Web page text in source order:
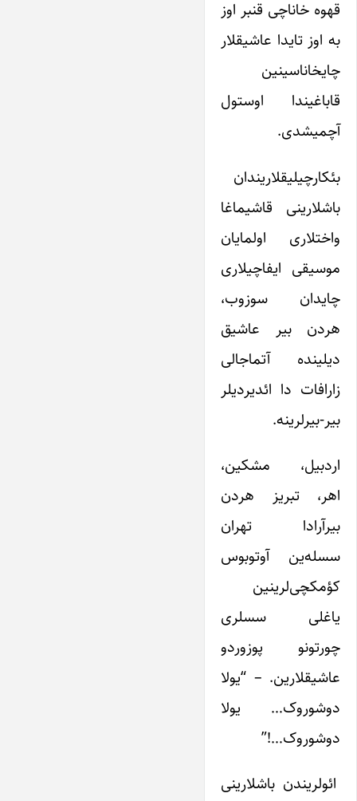
قهوه خاناچی قنبر اوز
به اوز تایدا عاشیقلار
چایخاناسینین
قاباغیندا اوستول
آچمیشدی.
بئکارچیلیقلاریندان
باشلارینی قاشیماغا
واختلاری اولمایان
موسیقی ایفاچیلاری
چایدان سوزوب،
هردن بیر عاشیق
دیلینده آتماجالی
زارافات دا ائدیردیلر
بیر-بیرلرینه.
اردبیل، مشکین،
اهر، تبریز هردن
بیرآرادا تهران
سسله‌ین آوتوبوس
کؤمکچی‌لرینین
یاغلی سسلری
چورتونو پوزوردو
عاشیقلارین. – “یولا
دوشوروک… یولا
دوشوروک…!”
ائولریندن باشلارینی